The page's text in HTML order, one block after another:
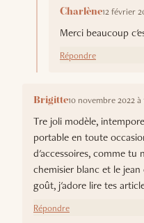
Charlène12 février
Merci beaucoup
Répondre
Brigitte10 novembre 2022 à
Tre joli modèle,
portable en toute
d'accessoires, comme tu
chemisier blanc et le
goût, j'adore lire tes
Répondre